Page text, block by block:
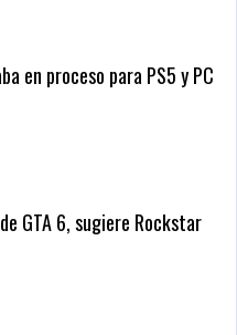
en proceso para PS5 y PC
GTA 6, sugiere Rockstar